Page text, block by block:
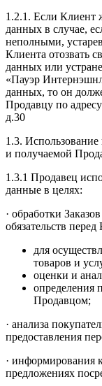
1.2.1. Если Клиент
данных в случае,
неполными,
Клиента отозвать
данных или
«Пауэр
данных, то он
Продавцу по
д.30
1.3.
и получаемой
1.3.1 Продавец
данные в целях:
· обработки
обязательств
для
товаров и
оценки и
определения
Продавцом;
· анализа
предоставления
· информирования
предложениях